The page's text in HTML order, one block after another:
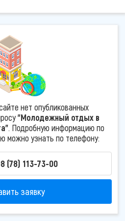
нет опубликованных
"Молодежный отдых в
. Подробную информацию по
можно узнать по телефону:
(78) 113-73-00
заявку